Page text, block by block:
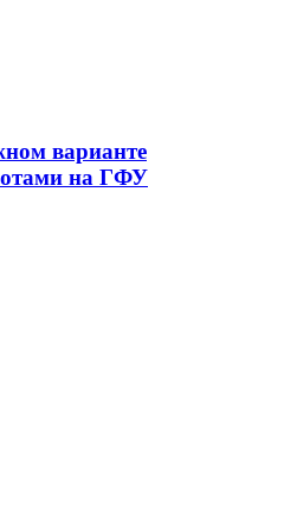
варианте
на ГФУ